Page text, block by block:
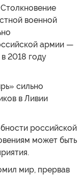
военной
армии —
2018 году
сильно
в Ливии
российской
может быть
мир, прервав